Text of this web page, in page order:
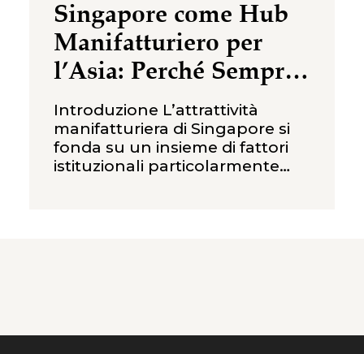
Singapore come Hub
Manifatturiero per
l’Asia: Perché Sempre
Più Imprese
Internazionali la
Scelgono
Introduzione L’attrattività
manifatturiera di Singapore si
fonda su un insieme di fattori
istituzionali particolarmente
industriali — Economic